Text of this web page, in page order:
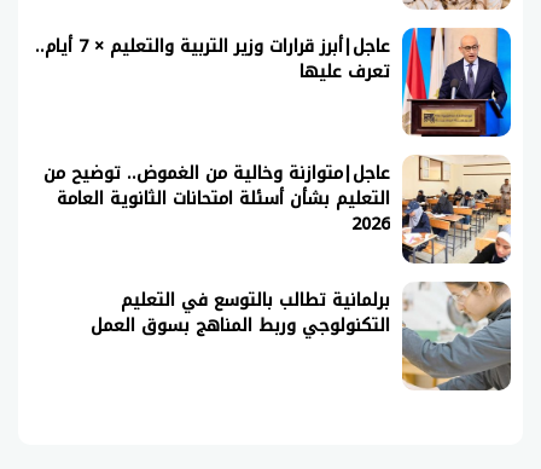
عاجل|أبرز قرارات وزير التربية والتعليم × 7 أيام..
تعرف عليها
عاجل|متوازنة وخالية من الغموض.. توضيح من
التعليم بشأن أسئلة امتحانات الثانوية العامة
2026
برلمانية تطالب بالتوسع في التعليم
التكنولوجي وربط المناهج بسوق العمل